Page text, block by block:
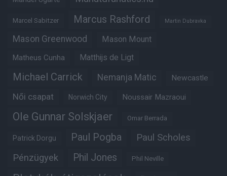
Marcel Sabitzer Marcus Rashford Martin Dubravka
Mason Greenwood Mason Mount
Matheus Cunha Matthijs de Ligt
Michael Carrick Nemanja Matic Newcastle
Női csapat Norwich City Noussair Mazraoui
Ole Gunnar Solskjaer Omar Berrada
Patrick Dorgu Paul Pogba Paul Scholes
Pénzügyek Phil Jones Phil Neville